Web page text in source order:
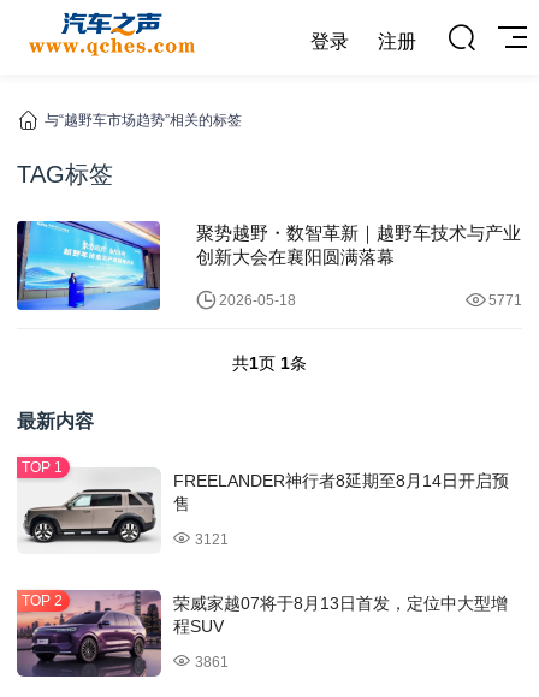
登录 注册
与“越野车市场趋势”相关的标签
TAG标签
聚势越野・数智革新｜越野车技术与产业
创新大会在襄阳圆满落幕
2026-05-18 5771
共1页 1条
最新内容
FREELANDER神行者8延期至8月14日开启预
售
3121
荣威家越07将于8月13日首发，定位中大型增
程SUV
3861